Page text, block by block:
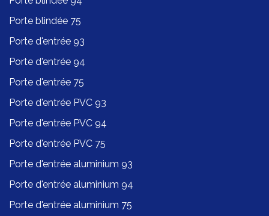
Porte blindée 75
Porte d'entrée 93
Porte d'entrée 94
Porte d'entrée 75
Porte d'entrée PVC 93
Porte d'entrée PVC 94
Porte d'entrée PVC 75
Porte d'entrée aluminium 93
Porte d'entrée aluminium 94
Porte d'entrée aluminium 75